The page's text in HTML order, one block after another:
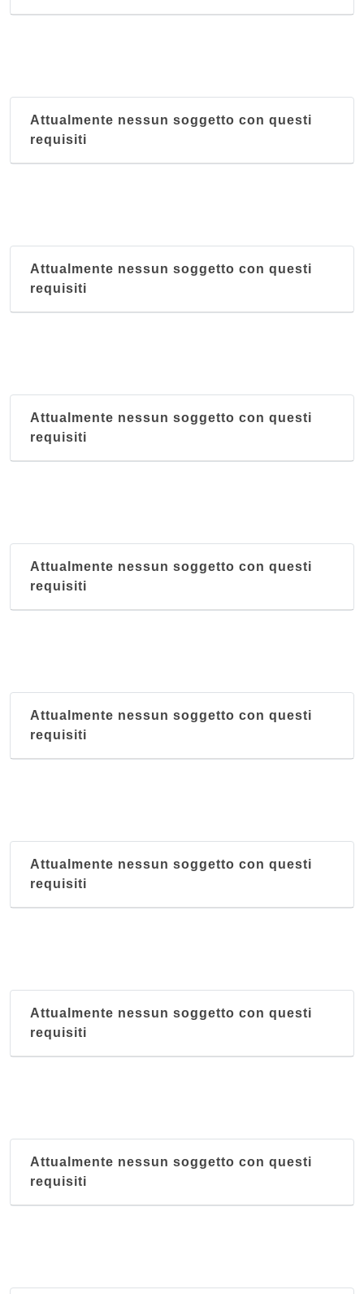
Attualmente nessun soggetto con questi
requisiti
Attualmente nessun soggetto con questi
requisiti
Attualmente nessun soggetto con questi
requisiti
Attualmente nessun soggetto con questi
requisiti
Attualmente nessun soggetto con questi
requisiti
Attualmente nessun soggetto con questi
requisiti
Attualmente nessun soggetto con questi
requisiti
Attualmente nessun soggetto con questi
requisiti